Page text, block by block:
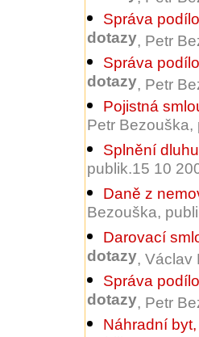
Správa
dotazy, Petr
Správa
dotazy, Petr
Pojistná
Petr
Splnění dluhu
publik.15 10
Daně z
Bezouška,
Darovací
dotazy, Václav
Správa
dotazy, Petr
Náhradní byt,